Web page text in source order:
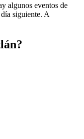
algunos eventos de
siguiente. A